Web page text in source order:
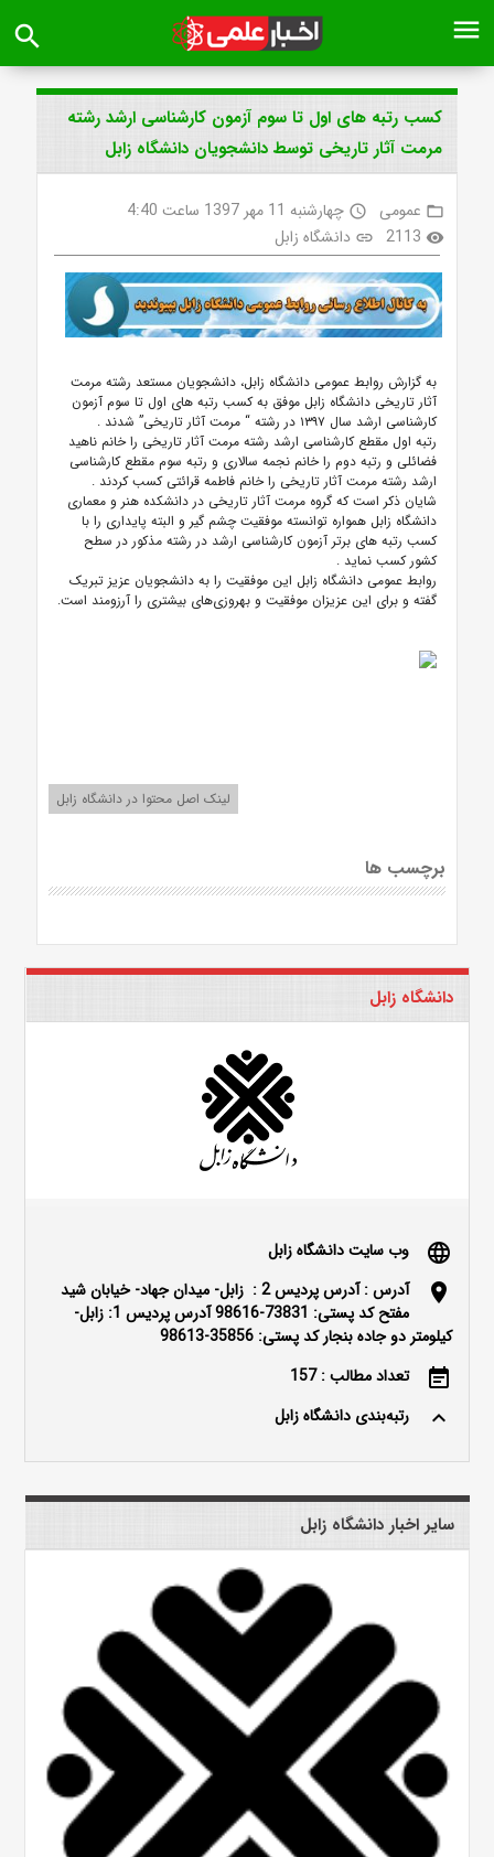
menu
search
کسب رتبه های اول تا سوم آزمون کارشناسی ارشد رشته
مرمت آثار تاریخی توسط دانشجویان دانشگاه زابل
folder_open عمومی access_time چهارشنبه 11 مهر 1397 ساعت 4:40
visibility
2113
link دانشگاه زابل
به گزارش روابط عمومی دانشگاه زابل، دانشجویان مستعد رشته مرمت
آثار تاریخی دانشگاه زابل موفق به کسب رتبه های اول تا سوم آزمون
کارشناسی ارشد سال ۱۳۹۷ در رشته “ مرمت آثار تاریخی” شدند
.
رتبه اول مقطع کارشناسی ارشد رشته مرمت آثار تاریخی را خانم ناهید
فضائلی و رتبه دوم را خانم نجمه سالاری و رتبه سوم مقطع کارشناسی
ارشد رشته مرمت آثار تاریخی را خانم فاطمه قرائتی کسب کردند .
شایان ذکر است که گروه مرمت آثار تاریخی در دانشکده هنر و معماری
دانشگاه زابل همواره توانسته موفقیت چشم گیر و البته پایداری را با
کسب رتبه های برتر آزمون کارشناسی ارشد در رشته مذکور در سطح
کشور کسب نماید .
روابط عمومی دانشگاه زابل این موفقیت را به دانشجویان عزیز تبریک
گفته و برای این عزیزان موفقیت و بهروزی‌های بیشتری را آرزومند است.
لینک اصل محتوا در دانشگاه زابل
برچسب ها
دانشگاه زابل
language وب سایت دانشگاه زابل
location_on
آدرس : آدرس پردیس 2 : زابل- میدان جهاد- خیابان شید
مفتح کد پستی: 73831-98616 آدرس پردیس 1: زابل-
کیلومتر دو جاده بنجار کد پستی: 35856-98613
event_note تعداد مطالب : 157
keyboard_arrow_up رتبه‌بندی دانشگاه زابل
سایر اخبار دانشگاه زابل